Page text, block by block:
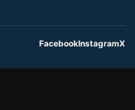
FacebookInstagramX